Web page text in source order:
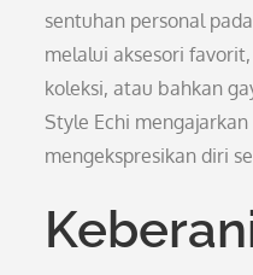
sentuhan personal
melalui aksesori
koleksi, atau bahkan
Style Echi
mengekspresikan diri